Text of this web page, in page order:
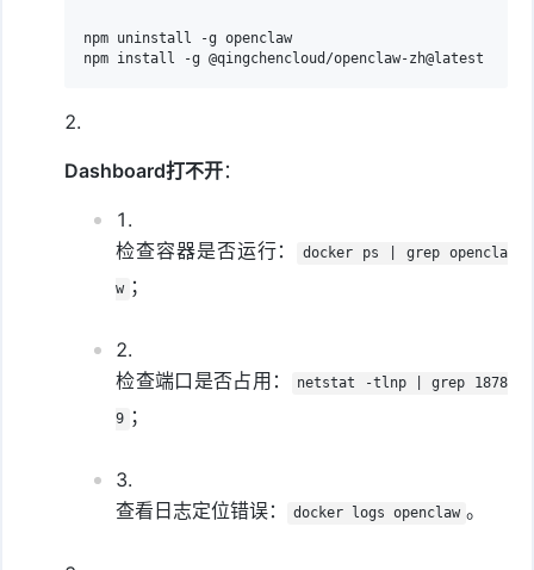
npm uninstall -g openclaw
npm install -g @qingchencloud/openclaw-zh@latest
Dashboard打不开：
检查容器是否运行： docker ps | grep opencla
w ；
检查端口是否占用： netstat -tlnp | grep 1878
9 ；
查看日志定位错误： docker logs openclaw 。